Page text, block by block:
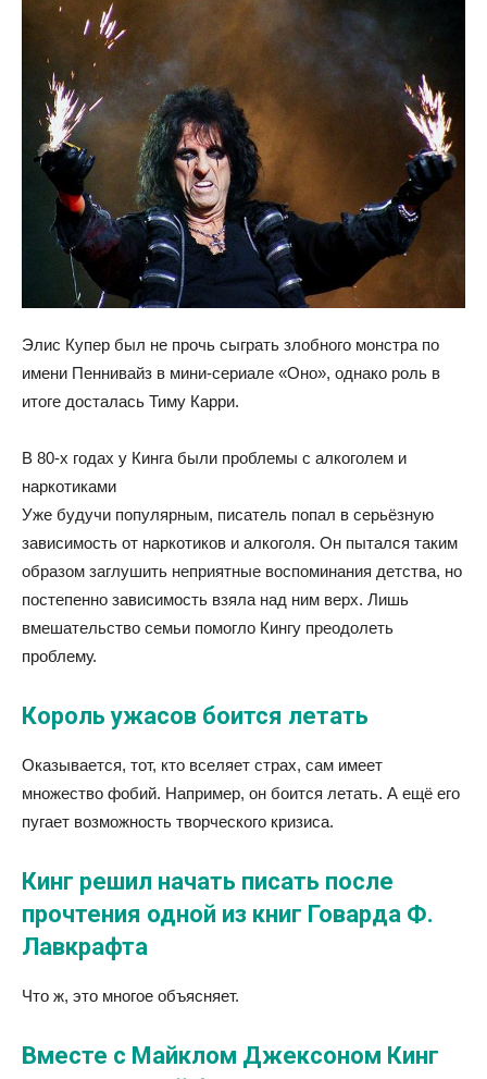
Элис Купер был не прочь сыграть злобного монстра по
имени Пеннивайз в мини-сериале «Оно», однако роль в
итоге досталась Тиму Карри.
В 80-х годах у Кинга были проблемы с алкоголем и
наркотиками
Уже будучи популярным, писатель попал в серьёзную
зависимость от наркотиков и алкоголя. Он пытался таким
образом заглушить неприятные воспоминания детства, но
постепенно зависимость взяла над ним верх. Лишь
вмешательство семьи помогло Кингу преодолеть
проблему.
Король ужасов боится летать
Оказывается, тот, кто вселяет страх, сам имеет
множество фобий. Например, он боится летать. А ещё его
пугает возможность творческого кризиса.
Кинг решил начать писать после
прочтения одной из книг Говарда Ф.
Лавкрафта
Что ж, это многое объясняет.
Вместе с Майклом Джексоном Кинг